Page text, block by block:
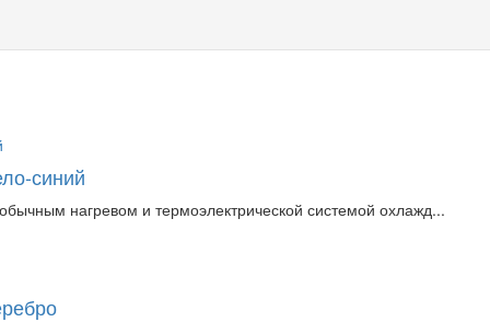
синий
нагревом и термоэлектрической системой охлажд...